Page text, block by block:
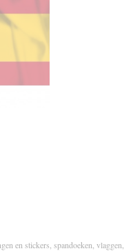
en stickers, spandoeken, vlaggen,